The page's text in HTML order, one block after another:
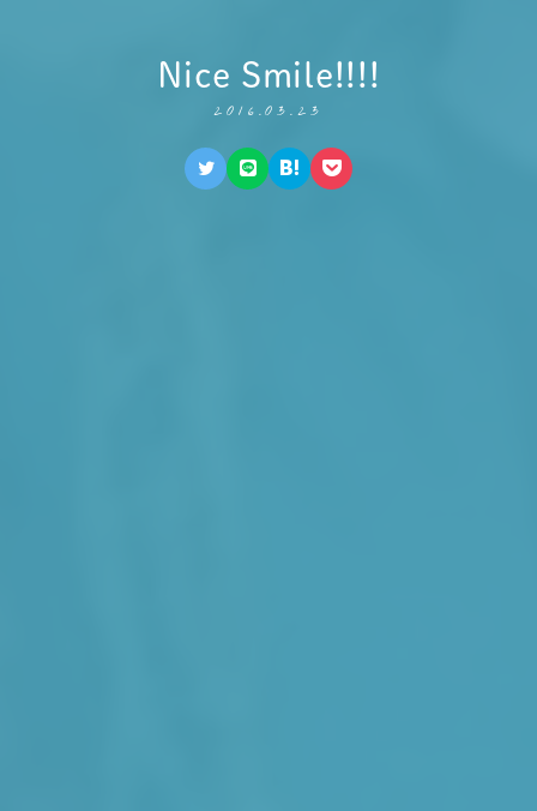
Nice Smile!!!!